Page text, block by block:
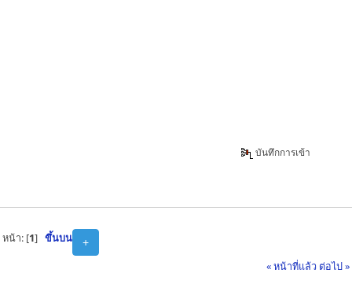
บันทึกการเข้า
+
หน้า: [1] ขึ้นบน
« หน้าที่แล้ว ต่อไป »